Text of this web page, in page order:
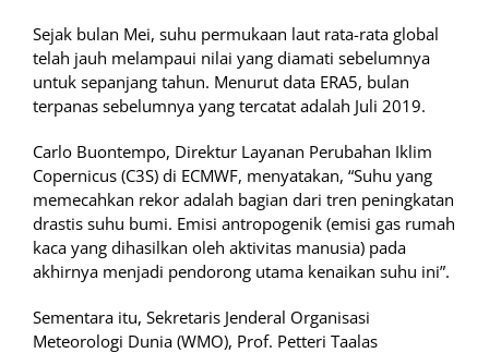
Sejak bulan Mei, suhu permukaan laut rata-rata global
telah jauh melampaui nilai yang diamati sebelumnya
untuk sepanjang tahun. Menurut data ERA5, bulan
terpanas sebelumnya yang tercatat adalah Juli 2019.
Carlo Buontempo, Direktur Layanan Perubahan Iklim
Copernicus (C3S) di ECMWF, menyatakan, “Suhu yang
memecahkan rekor adalah bagian dari tren peningkatan
drastis suhu bumi. Emisi antropogenik (emisi gas rumah
kaca yang dihasilkan oleh aktivitas manusia) pada
akhirnya menjadi pendorong utama kenaikan suhu ini”.
Sementara itu, Sekretaris Jenderal Organisasi
Meteorologi Dunia (WMO), Prof. Petteri Taalas